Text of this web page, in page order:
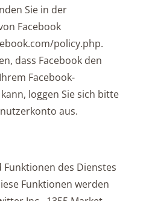
Sie in der
Facebook
policy.php.
dass Facebook den
Facebook-
loggen Sie sich bitte
aus.
des Dienstes
Funktionen werden